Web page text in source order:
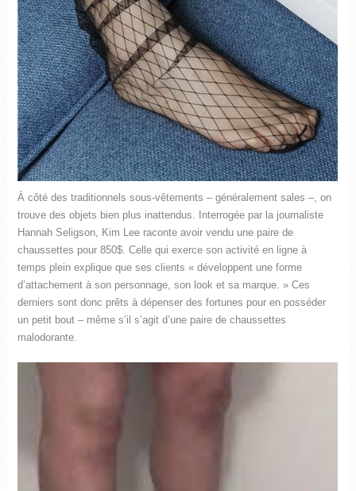
À côté des traditionnels sous-vêtements – généralement sales –, on
trouve des objets bien plus inattendus. Interrogée par la journaliste
Hannah Seligson, Kim Lee raconte avoir vendu une paire de
chaussettes pour 850$. Celle qui exerce son activité en ligne à
temps plein explique que ses clients « développent une forme
d’attachement à son personnage, son look et sa marque. » Ces
derniers sont donc prêts à dépenser des fortunes pour en posséder
un petit bout – même s’il s’agit d’une paire de chaussettes
malodorante.